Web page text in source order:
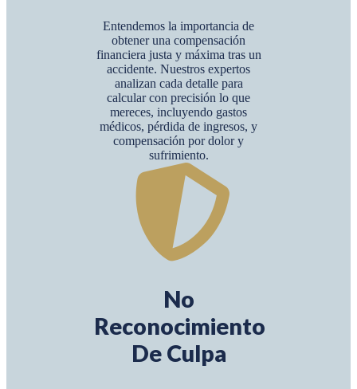
Entendemos la importancia de
obtener una compensación
financiera justa y máxima tras un
accidente. Nuestros expertos
analizan cada detalle para
calcular con precisión lo que
mereces, incluyendo gastos
médicos, pérdida de ingresos, y
compensación por dolor y
sufrimiento.
No
Reconocimiento
De Culpa